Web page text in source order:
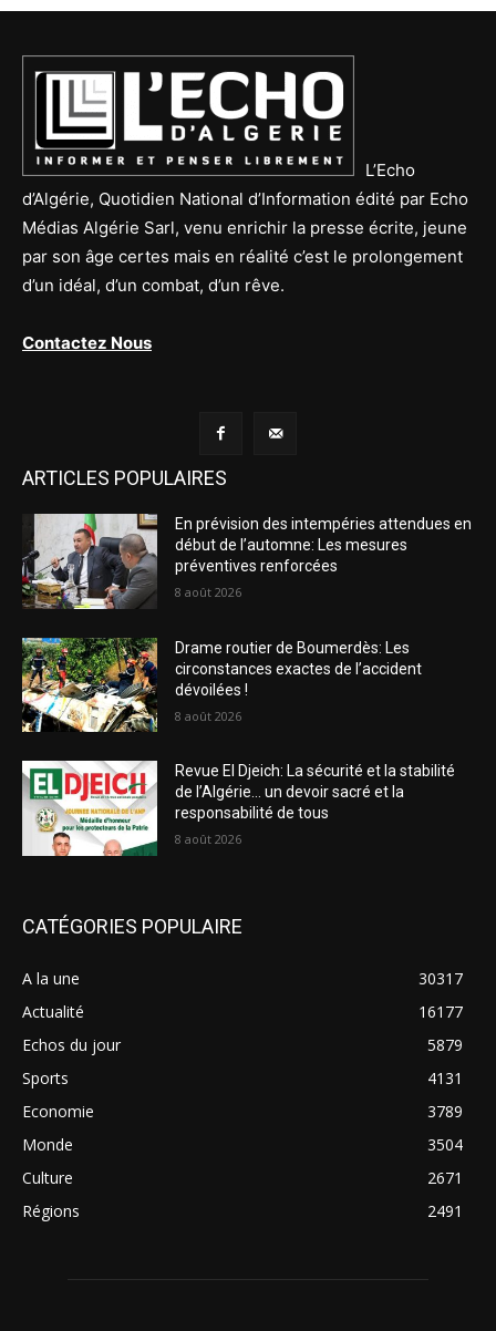
L’Echo
d’Algérie, Quotidien National d’Information édité par Echo
Médias Algérie Sarl, venu enrichir la presse écrite, jeune
par son âge certes mais en réalité c’est le prolongement
d’un idéal, d’un combat, d’un rêve.
Contactez Nous
ARTICLES POPULAIRES
En prévision des intempéries attendues en
début de l’automne: Les mesures
préventives renforcées
8 août 2026
Drame routier de Boumerdès: Les
circonstances exactes de l’accident
dévoilées !
8 août 2026
Revue El Djeich: La sécurité et la stabilité
de l’Algérie… un devoir sacré et la
responsabilité de tous
8 août 2026
CATÉGORIES POPULAIRE
A la une
30317
Actualité
16177
Echos du jour
5879
Sports
4131
Economie
3789
Monde
3504
Culture
2671
Régions
2491